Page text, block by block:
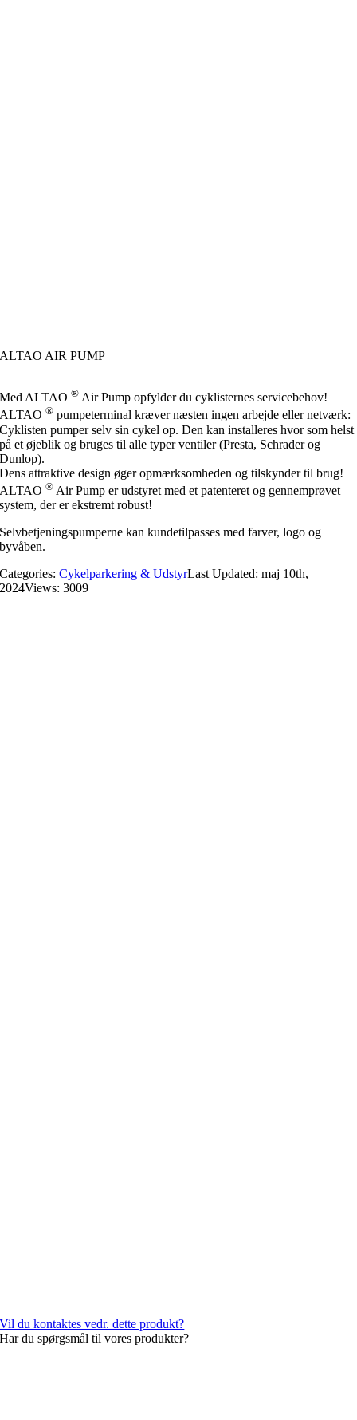
ALTAO AIR PUMP
Med ALTAO® Air Pump opfylder du cyklisternes servicebehov!
ALTAO® pumpeterminal kræver næsten ingen arbejde eller netværk:
Cyklisten pumper selv sin cykel op. Den kan installeres hvor som helst
på et øjeblik og bruges til alle typer ventiler (Presta, Schrader og
Dunlop).
Dens attraktive design øger opmærksomheden og tilskynder til brug!
ALTAO® Air Pump er udstyret med et patenteret og gennemprøvet
system, der er ekstremt robust!
Selvbetjeningspumperne kan kundetilpasses med farver, logo og
byvåben.
Categories:Cykelparkering & UdstyrLast Updated: maj 10th,
2024Views: 3009
Vil du kontaktes vedr. dette produkt?
Har du spørgsmål til vores produkter?